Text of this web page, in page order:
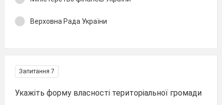
Верховна Рада України
Запитання 7
Укажіть форму власності територіальної громади